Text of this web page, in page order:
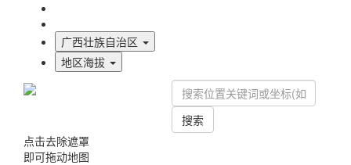
广西壮族自治区
地区海拔
搜索
点击去除遮罩
即可拖动地图